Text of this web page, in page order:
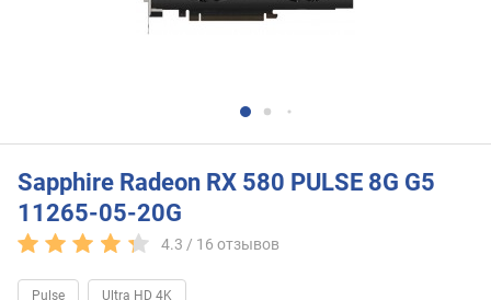
Sapphire Radeon RX 580 PULSE 8G G5
11265-05-20G
4.3 / 16 отзывов
Pulse Ultra HD 4K